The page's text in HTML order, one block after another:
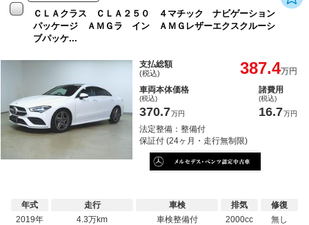
ＣＬＡクラス ＣＬＡ２５０ ４マチック ナビゲーション
パッケージ ＡＭＧラ イン ＡＭＧレザーエクスクルーシ
ブパッケ...
支払総額
(税込) 387.4万円
車両本体価格
(税込)
370.7万円
諸費用
(税込)
16.7万円
法定整備：整備付
保証付 (24ヶ月・走行無制限)
年式
2019年
走行
4.3万km
車検
車検整備付
排気
2000cc
修復
無し